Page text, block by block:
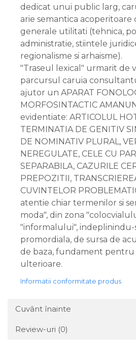
dedicat unui public larg,
arie semantica acoperitoare
generale utilitati (tehnica,
administratie, stiintele
regionalisme si arhaisme).
"Traseul lexical" urmarit de
parcursul caruia
ajutor un APARAT
MORFOSINTACTIC
evidentiate: ARTICOLUL
TERMINATIA DE GENITIV
DE NOMINATIV PLURAL,
NEREGULATE, CELE CU
SEPARABILA, CAZURILE
PREPOZITII,
CUVINTELOR
atentie chiar termenilor si
moda", din zona
"informalului", indeplinindu-
promordiala, de sursa de
de baza, fundament
ulterioare.
Informatii conformitate produs
Cuvânt înainte
Review-uri (0)